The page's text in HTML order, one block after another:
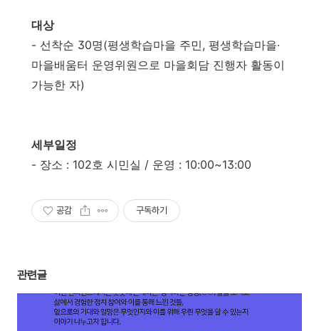
대상
- 선착순 30명(평생학습마을 주민, 평생학습마을·
마을배움터 운영위원으로 마을회담 진행자 활동이
가능한 자)
세부일정
- 장소 : 102호 시민실 / 운영 : 10:00~13:00
공감 구독하기
관련글